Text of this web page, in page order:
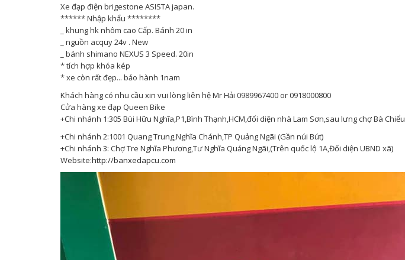
Xe đạp điện brigestone ASISTA japan.
****** Nhập khẩu ********
_ khung hk nhôm cao Cấp. Bánh 20 in
_ nguồn acquy 24v . New
_ bánh shimano NEXUS 3 Speed. 20in
* tích hợp khóa kép
* xe còn rất đẹp... bảo hành 1nam
Khách hàng có nhu cầu xin vui lòng liên hệ Mr Hải 0989967400 or 0918000800
Cửa hàng xe đạp Queen Bike
+Chi nhánh 1:305 Bùi Hữu Nghĩa,P1,Bình Thạnh,HCM,đối diện nhà Lam Sơn,sau lưng chợ Bà Chiểu
+Chi nhánh 2:1001 Quang Trung,Nghĩa Chánh,TP Quảng Ngãi (Gần núi Bút)
+Chi nhánh 3: Chợ Tre Nghĩa Phương,Tư Nghĩa Quảng Ngãi,(Trên quốc lộ 1A,Đối diện UBND xã)
Website:http://banxedapcu.com